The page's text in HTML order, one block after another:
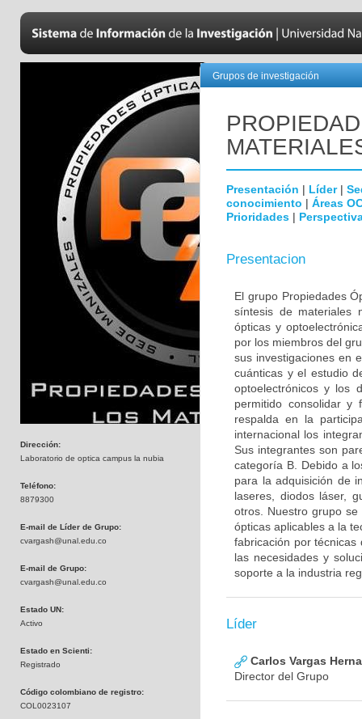
Dirección:
Laboratorio de optica campus la nubia
Teléfono:
8879300
E-mail de Líder de Grupo:
cvargash@unal.edu.co
E-mail de Grupo:
cvargash@unal.edu.co
Estado UN:
Activo
Estado en Scienti:
Registrado
Código colombiano de registro:
COL0023107
Grupos de investigación
Presentación | Líder|
conocimiento | Áreas
Prioridades |
Presentacion
El grupo Propiedades
síntesis de materiales
ópticas y
por los miembros del
sus investigaciones en
cuánticas y el estudio
optoelectrónicos y los
permitido consolidar y
respalda en la
internacional los
Sus integrantes son
categoría B. Debido a
para la adquisición de
laseres, diodos láser,
otros. Nuestro grupo
ópticas aplicables a la
fabricación por técnicas
las necesidades y
soporte a la industria
Líder
Carlos Vargas
Director del Grupo